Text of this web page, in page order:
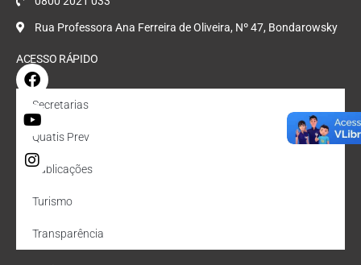
Rua Professora Ana Ferreira de Oliveira, Nº 47, Bondarowsky
ACESSO RÁPIDO
Secretarias
Quatis Prev
Publicações
Turismo
Transparência